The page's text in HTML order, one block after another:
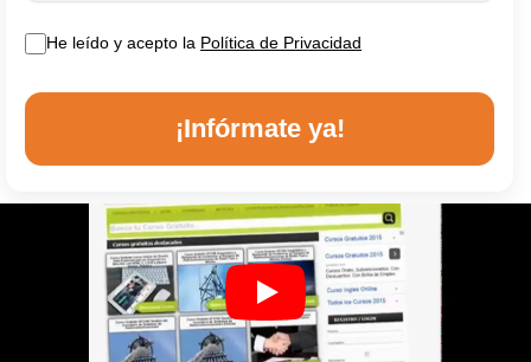
He leído y acepto la Política de Privacidad
¡Infórmate ya!